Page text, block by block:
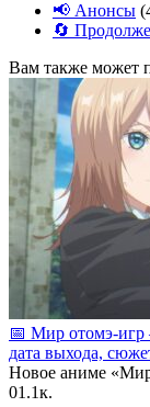
📢 Анонсы
🔄
Вам также может
📅 Мир
дата выхода,
Новое аниме
01.1к.